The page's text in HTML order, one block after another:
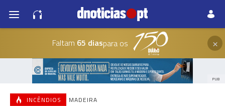
Faltam 65 diaspara os ×
PUB
INCÊNDIOS MADEIRA